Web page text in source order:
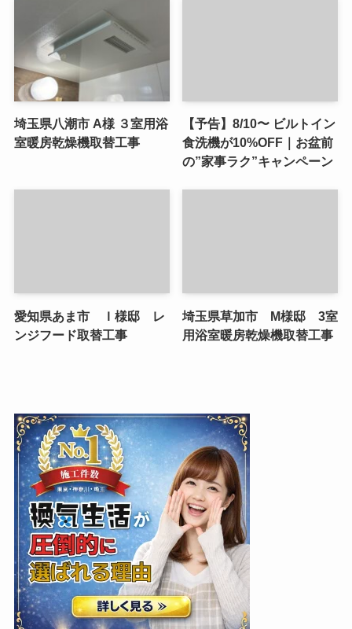
埼玉県八潮市 A様 ３室用浴
室暖房乾燥機取替工事
【予告】8/10〜 ビルトイン
食洗機が10%OFF｜お盆前
の”家事ラク”キャンペーン
愛知県あま市 Ｉ様邸 レ
ンジフード取替工事
埼玉県草加市 M様邸 3室
用浴室暖房乾燥機取替工事